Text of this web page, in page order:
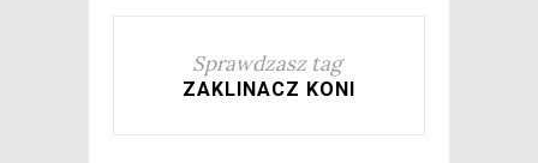
Sprawdzasz tag
ZAKLINACZ KONI